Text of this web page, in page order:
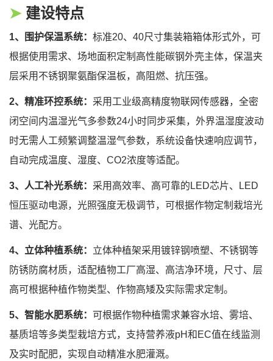
➤ 建设特点
1、围护保温系统： 标准20、40尺寸集装箱箱体形式外，可
根据使用需求、场地面积定制高性能碳钢外壳主体，保温夹
层采用不锈钢聚氨酯保温板，高阻燃、抗压强。
2、精准环控系统： 采用工业级高精度物联网传感器，全密
闭空间内温湿光气多参数24小时同步采集，外界温湿度波动
时无需人工频繁调整温湿气参数，系统设备快速响应调节，
自动完成温度、湿度、CO2浓度等适配。
3、人工补光系统： 采用高效率、高可靠的LED芯片、LED
恒压驱动电源，光照强度无极调节，可根据作物定制栽培光
谱、光配方。
4、立体种植系统： 立体种植架采用镀锌钢喷塑、不锈钢等
防锈防腐材质，适配植物工厂高湿、高洁净环境，尺寸、层
高可根据种植作物类型、作物高矮及实际需求定制。
5、智能水肥系统： 可根据作物种植需求兼容水培、雾培、
基质培等多类型栽培方式，支持营养液pH和EC值在线监测
及实时配肥，实现自动精准水肥灌溉。